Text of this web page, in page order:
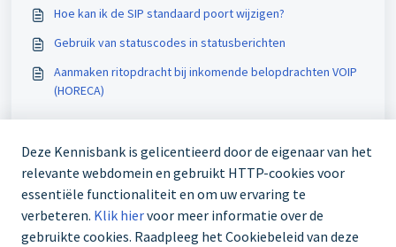
Hoe kan ik de SIP standaard poort wijzigen?
Gebruik van statuscodes in statusberichten
Aanmaken ritopdracht bij inkomende belopdrachten VOIP
(HORECA)
Deze Kennisbank is gelicentieerd door de eigenaar van het
relevante webdomein en gebruikt HTTP-cookies voor
essentiële functionaliteit en om uw ervaring te
verbeteren. Klik hiervoor meer informatie over de
gebruikte cookies. Raadpleeg het Cookiebeleid van deze